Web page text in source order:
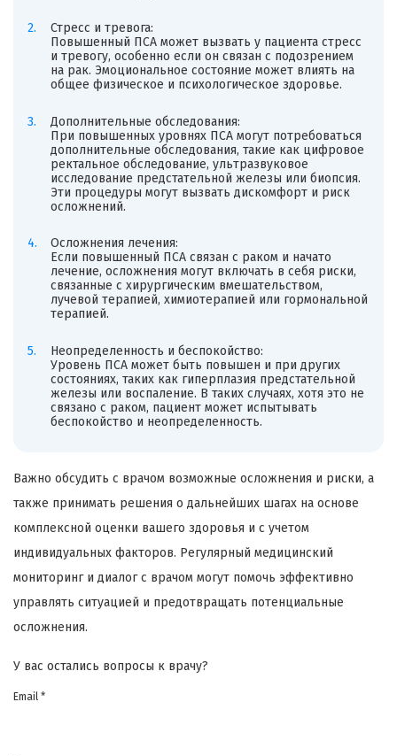
Стресс и тревога:
Повышенный ПСА может вызвать у пациента стресс
и тревогу, особенно если он связан с подозрением
на рак. Эмоциональное состояние может влиять на
общее физическое и психологическое здоровье.
Дополнительные обследования:
При повышенных уровнях ПСА могут потребоваться
дополнительные обследования, такие как цифровое
ректальное обследование, ультразвуковое
исследование предстательной железы или биопсия.
Эти процедуры могут вызвать дискомфорт и риск
осложнений.
Осложнения лечения:
Если повышенный ПСА связан с раком и начато
лечение, осложнения могут включать в себя риски,
связанные с хирургическим вмешательством,
лучевой терапией, химиотерапией или гормональной
терапией.
Неопределенность и беспокойство:
Уровень ПСА может быть повышен и при других
состояниях, таких как гиперплазия предстательной
железы или воспаление. В таких случаях, хотя это не
связано с раком, пациент может испытывать
беспокойство и неопределенность.
Важно обсудить с врачом возможные осложнения и риски, а
также принимать решения о дальнейших шагах на основе
комплексной оценки вашего здоровья и с учетом
индивидуальных факторов. Регулярный медицинский
мониторинг и диалог с врачом могут помочь эффективно
управлять ситуацией и предотвращать потенциальные
осложнения.
У вас остались вопросы к врачу?
Email *